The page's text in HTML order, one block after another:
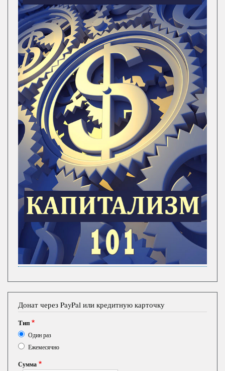
Донат через PayPal или кредитную карточку
Тип
Один раз
Ежемесячно
Сумма